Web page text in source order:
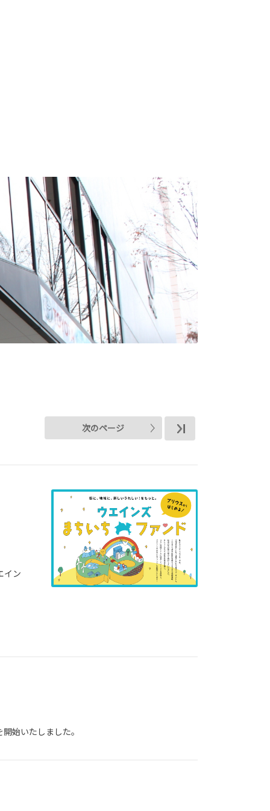
次のページ
イン
始いたしました。